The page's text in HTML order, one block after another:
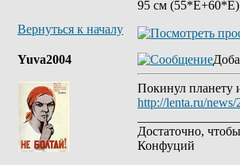
95 см
Вернуться к началу
Yuva2004
Покинул планету
http://lenta.ru/
Достаточно,
Конфуций